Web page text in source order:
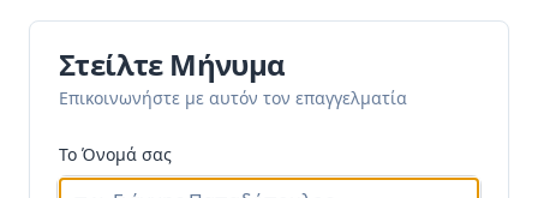
Στείλτε Μήνυμα
Επικοινωνήστε με αυτόν τον επαγγελματία
Το Όνομά σας